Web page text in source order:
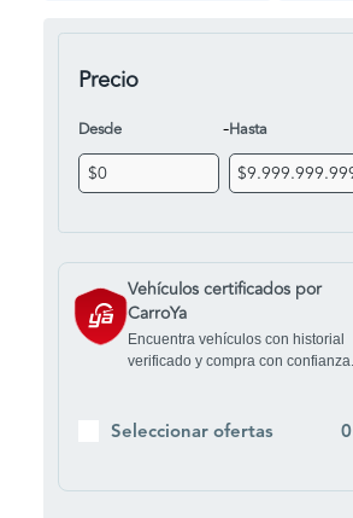
Precio
Desde -Hasta
Vehículos certificados por
CarroYa
Encuentra vehículos con historial
verificado y compra con confianza.
Seleccionar ofertas 0